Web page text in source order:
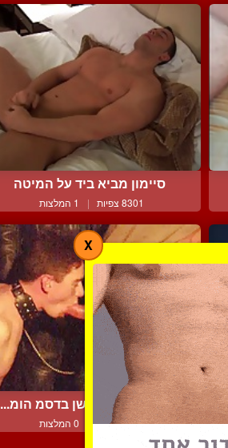
סיימון מביא ביד על המיטה
8301 צפיות | 1 המלצות
מאסטר ועבד בסשן בדסמ הומ...
5701 צפיות | 0 המלצות
X